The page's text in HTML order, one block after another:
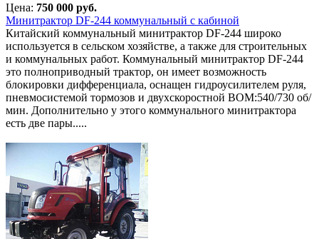
Цена: 750 000 руб.
Минитрактор DF-244 коммунальный с кабиной
Китайский коммунальный минитрактор DF-244 широко
используется в сельском хозяйстве, а также для строительных
и коммунальных работ. Коммунальный минитрактор DF-244
это полноприводный трактор, он имеет возможность
блокировки дифференциала, оснащен гидроусилителем руля,
пневмосистемой тормозов и двухскоростной ВОМ:540/730 об/
мин. Дополнительно у этого коммунального минитрактора
есть две пары.....